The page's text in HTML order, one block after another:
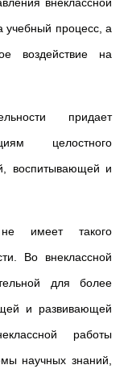
учебный процесс, а
воздействие на
придает
целостного
воспитывающей и
имеет такого
Во внеклассной
для более
и развивающей
работы
научных зна­ний,